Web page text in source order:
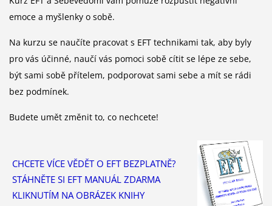
emoce a myšlenky o sobě.
Na kurzu se naučíte pracovat s EFT technikami tak, aby byly
pro vás účinné, naučí vás pomoci sobě cítit se lépe ze sebe,
být sami sobě přítelem, podporovat sami sebe a mít se rádi
bez podmínek.
Budete umět změnit to, co nechcete!
CHCETE VÍCE VĚDĚT O EFT BEZPLATNĚ?
STÁHNĚTE SI EFT MANUÁL ZDARMA
KLIKNUTÍM NA OBRÁZEK KNIHY